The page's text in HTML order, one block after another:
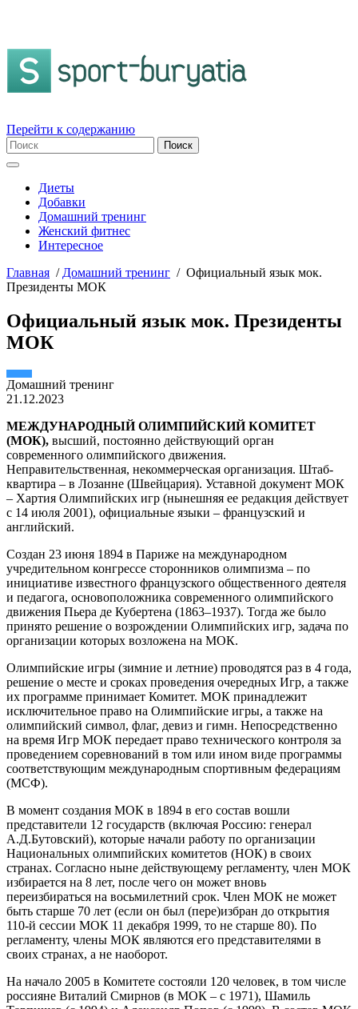
Перейти к содержанию
Диеты
Добавки
Домашний тренинг
Женский фитнес
Интересное
Главная / Домашний тренинг / Официальный язык мок.
Президенты МОК
Официальный язык мок. Президенты
МОК
Домашний тренинг
21.12.2023
МЕЖДУНАРОДНЫЙ ОЛИМПИЙСКИЙ КОМИТЕТ
(МОК), высший, постоянно действующий орган
современного олимпийского движения.
Неправительственная, некоммерческая организация. Штаб-
квартира – в Лозанне (Швейцария). Уставной документ МОК
– Хартия Олимпийских игр (нынешняя ее редакция действует
с 14 июля 2001), официальные языки – французский и
английский.
Создан 23 июня 1894 в Париже на международном
учредительном конгрессе сторонников олимпизма – по
инициативе известного французского общественного деятеля
и педагога, основоположника современного олимпийского
движения Пьера де Кубертена (1863–1937). Тогда же было
принято решение о возрождении Олимпийских игр, задача по
организации которых возложена на МОК.
Олимпийские игры (зимние и летние) проводятся раз в 4 года,
решение о месте и сроках проведения очередных Игр, а также
их программе принимает Комитет. МОК принадлежит
исключительное право на Олимпийские игры, а также на
олимпийский символ, флаг, девиз и гимн. Непосредственно
на время Игр МОК передает право технического контроля за
проведением соревнований в том или ином виде программы
соответствующим международным спортивным федерациям
(МСФ).
В момент создания МОК в 1894 в его состав вошли
представители 12 государств (включая Россию: генерал
А.Д.Бутовский), которые начали работу по организации
Национальных олимпийских комитетов (НОК) в своих
странах. Согласно ныне действующему регламенту, член МОК
избирается на 8 лет, после чего он может вновь
переизбираться на восьмилетний срок. Член МОК не может
быть старше 70 лет (если он был (пере)избран до открытия
110-й сессии МОК 11 декабря 1999, то не старше 80). По
регламенту, члены МОК являются его представителями в
своих странах, а не наоборот.
На начало 2005 в Комитете состояли 120 человек, в том числе
россияне Виталий Смирнов (в МОК – с 1971), Шамиль